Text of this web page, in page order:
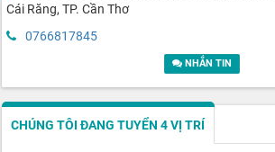
Cái Răng, TP. Cần Thơ
0766817845
NHẮN TIN
CHÚNG TÔI ĐANG TUYỂN 4 VỊ TRÍ